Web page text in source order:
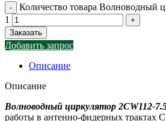
Количество товара Волноводный
1
Заказать
Добавить запрос
Описание
Описание
Волноводный циркулятор 2CW112-
работы в антенно-фидерных трактах